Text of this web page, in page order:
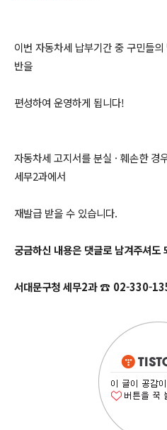
이번 자동차세 납부기간 중 구민들
반을
편성하여 운영하게 됩니다!
자동차세 고지서를 분실 · 훼손한 경
세무2과에서
재발급 받을 수 있습니다.
궁금하신 내용은 댓글로 남겨주셔도
서대문구청 세무2과☎ 02-330-